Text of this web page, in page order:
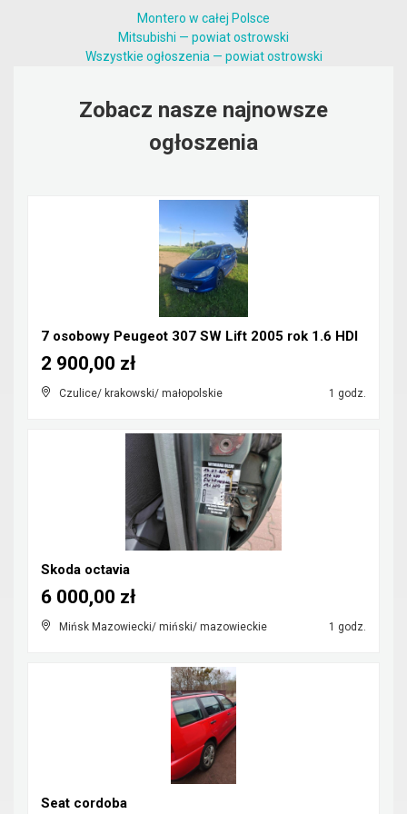
Montero w całej Polsce
Mitsubishi — powiat ostrowski
Wszystkie ogłoszenia — powiat ostrowski
Zobacz nasze najnowsze
ogłoszenia
7 osobowy Peugeot 307 SW Lift 2005 rok 1.6 HDI
Czulice/ krakowski/ małopolskie 1 godz.
2 900,00 zł
Skoda octavia
Mińsk Mazowiecki/ miński/ mazowieckie 1 godz.
6 000,00 zł
Seat cordoba